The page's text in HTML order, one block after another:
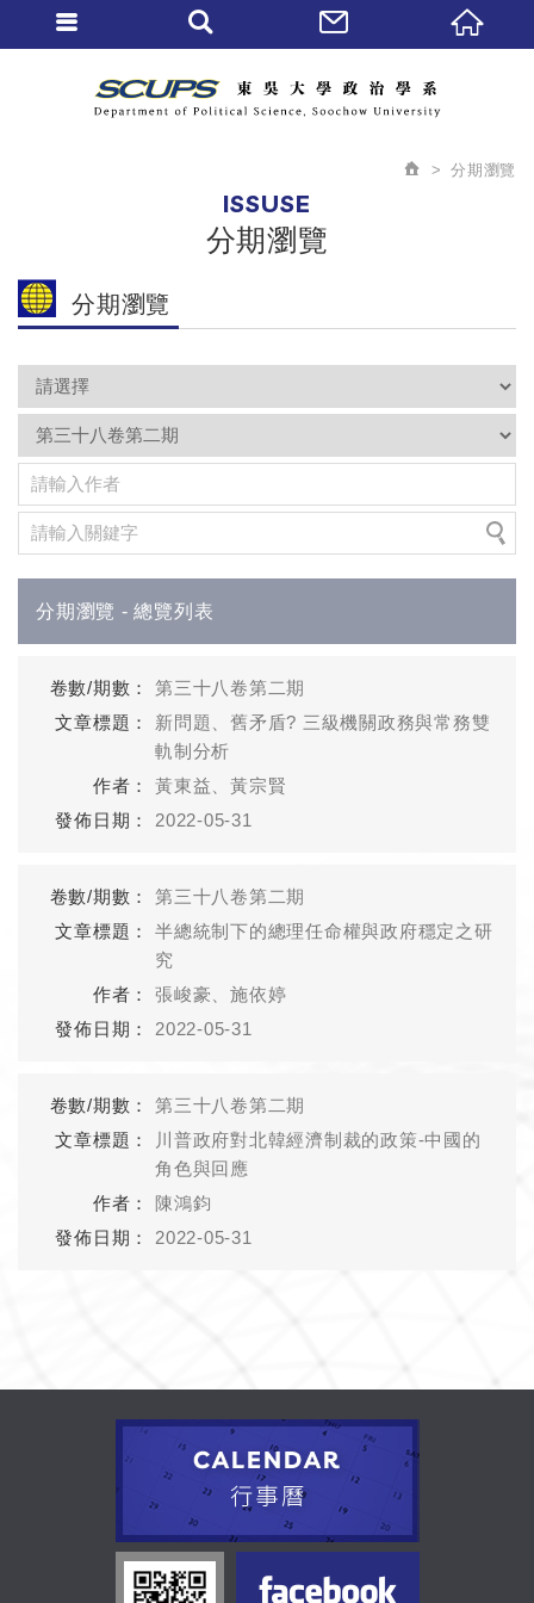
分期瀏覽
ISSUSE
分期瀏覽
分期瀏覽
分期瀏覽 - 總覽列表
第三十八卷第二期
新問題、舊矛盾? 三級機關政務與常務雙
軌制分析
黃東益、黃宗賢
2022-05-31
第三十八卷第二期
半總統制下的總理任命權與政府穩定之研
究
張峻豪、施依婷
2022-05-31
第三十八卷第二期
川普政府對北韓經濟制裁的政策-中國的
角色與回應
陳鴻鈞
2022-05-31